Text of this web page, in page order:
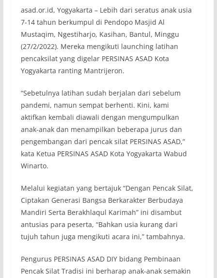
asad.or.id, Yogyakarta – Lebih dari seratus anak usia
7-14 tahun berkumpul di Pendopo Masjid Al
Mustaqim, Ngestiharjo, Kasihan, Bantul, Minggu
(27/2/2022). Mereka mengikuti launching latihan
pencaksilat yang digelar PERSINAS ASAD Kota
Yogyakarta ranting Mantrijeron.
“Sebetulnya latihan sudah berjalan dari sebelum
pandemi, namun sempat berhenti. Kini, kami
aktifkan kembali diawali dengan mengumpulkan
anak-anak dan menampilkan beberapa jurus dan
pengembangan dari pencak silat PERSINAS ASAD,”
kata Ketua PERSINAS ASAD Kota Yogyakarta Wabud
Winarto.
Melalui kegiatan yang bertajuk “Dengan Pencak Silat,
Ciptakan Generasi Bangsa Berkarakter Berbudaya
Mandiri Serta Berakhlaqul Karimah” ini disambut
antusias para peserta, “Bahkan usia kurang dari
tujuh tahun juga mengikuti acara ini,” tambahnya.
Pengurus PERSINAS ASAD DIY bidang Pembinaan
Pencak Silat Tradisi ini berharap anak-anak semakin